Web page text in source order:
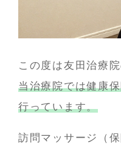
この度は友田治療
当治療院では健康
行っています。
訪問マッサージ（